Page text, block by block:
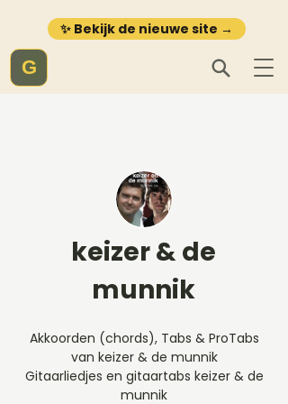
✨ Bekijk de nieuwe site →
G
keizer & de
munnik
Akkoorden (chords), Tabs & ProTabs
van keizer & de munnik
Gitaarliedjes en gitaartabs keizer & de
munnik